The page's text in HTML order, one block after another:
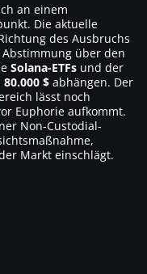
an einem
Die aktuelle
des Ausbruchs
über den
Solana-ETFs und der
80.000 $ abhängen. Der
lässt noch
Euphorie aufkommt.
Non-Custodial-
Markt einschlägt.